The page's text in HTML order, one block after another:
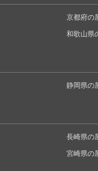
京都府の
和歌山県
静岡県の
長崎県の
宮崎県の